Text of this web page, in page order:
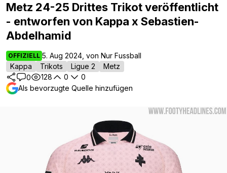
Metz 24-25 Drittes Trikot veröffentlicht
- entworfen von Kappa x Sebastien-
Abdelhamid
OFFIZIELL 5. Aug 2024, von Nur Fussball
Kappa
Trikots Ligue 2
Metz
0
128 0
0
Als bevorzugte Quelle hinzufügen